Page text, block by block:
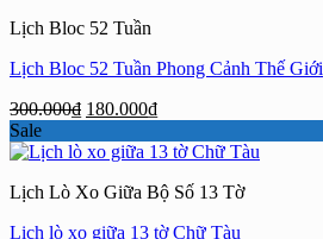
Lịch Bloc 52 Tuần
Lịch Bloc 52 Tuần Phong Cảnh Thế Giới
300.000₫ Giá
là:
180.000₫Giá
tại
180.000₫.
Sale
Lịch Lò Xo Giữa Bộ Số 13 Tờ
Lịch lò xo giữa 13 tờ Chữ Tàu